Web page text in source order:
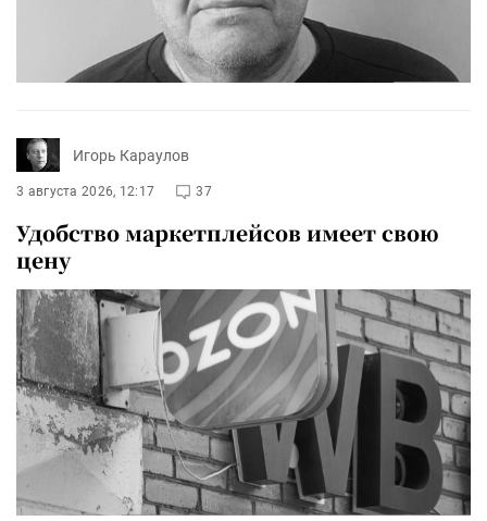
Игорь Караулов
3 августа 2026, 12:17 37
Удобство маркетплейсов имеет свою
цену